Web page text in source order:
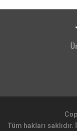
Tüm hakları